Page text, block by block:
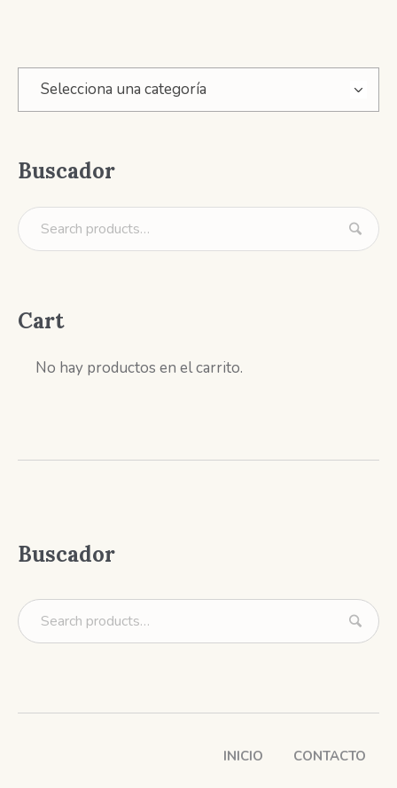
Selecciona una categoría
Buscador
Cart
No hay productos en el carrito.
Buscador
INICIO CONTACTO